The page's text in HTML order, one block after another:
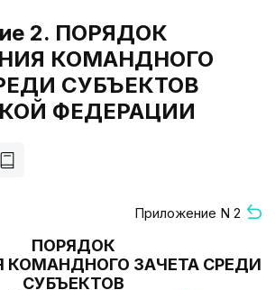
2. ПОРЯДОК
КОМАНДНОГО
СУБЪЕКТОВ
ФЕДЕРАЦИИ
Приложение N 2
ПОРЯДОК
КОМАНДНОГО ЗАЧЕТА СРЕДИ
СУБЪЕКТОВ